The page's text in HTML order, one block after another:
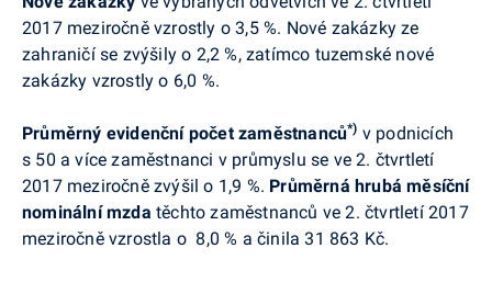
2017 meziročně vzrostly o 3,5 %. Nové zakázky ze
zahraničí se zvýšily o 2,2 %, zatímco tuzemské nové
zakázky vzrostly o 6,0 %.
Průměrný evidenční počet zaměstnanců*) v podnicích
s 50 a více zaměstnanci v průmyslu se ve 2. čtvrtletí
2017meziročně zvýšil o 1,9 %. Průměrná hrubá měsíční
nominální mzda těchto zaměstnanců ve 2. čtvrtletí 2017
meziročně vzrostla o 8,0 % a činila 31 863 Kč.